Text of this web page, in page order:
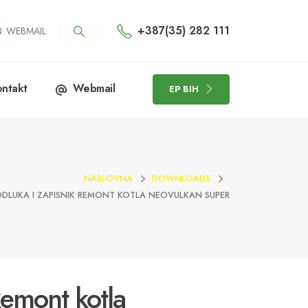
WEBMAIL +387(35) 282 111
Webmail EP BIH
NASLOVNA
DOWNLOADS
I ZAPISNIK REMONT KOTLA NEOVULKAN SUPER
kotla